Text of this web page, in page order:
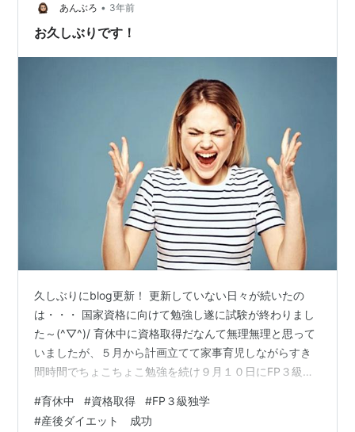
体重が増加しました。 妊娠前は細身の服を着るのが好き
だ…
あんぶろ • 3年前
お久しぶりです！
久しぶりにblog更新！ 更新していない日々が続いたの
は・・・ 国家資格に向けて勉強し遂に試験が終わりまし
た～(^▽^)/ 育休中に資格取得だなんて無理無理と思って
いましたが、５月から計画立てて家事育児しながらすき
間時間でちょこちょこ勉強を続け９月１０日にFP３級受
声を大にして言いたい すごく大変よーーーーー！！！ 本
職は医療系ですが、FPを受験したのは家族のため、自分
#育休中 #資格取得 #FP３級独学
#産後ダイエット 成功